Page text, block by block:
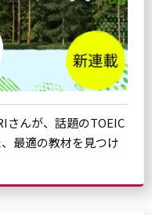
さんが、話題のTOEIC
最適の教材を見つけ